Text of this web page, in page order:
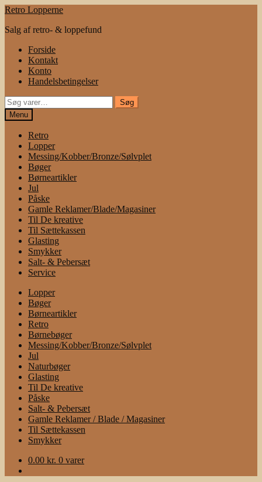
Spring
navigation
Spring
indhold
Retro Lopperne
Salg af retro- & loppefund
Forside
Kontakt
Konto
Handelsbetingelser
Søg
efter:
Søg
Menu
Retro
Lopper
Messing/Kobber/Bronze/Sølvplet
Bøger
Børneartikler
Jul
Påske
Gamle Reklamer/Blade/Magasiner
Til De kreative
Til Sættekassen
Glasting
Smykker
Salt- & Pebersæt
Service
Lopper
Bøger
Børneartikler
Retro
Børnebøger
Messing/Kobber/Bronze/Sølvplet
Jul
Naturbøger
Glasting
Til De kreative
Påske
Salt- & Pebersæt
Gamle Reklamer / Blade / Magasiner
Til Sættekassen
Smykker
0.00 kr. 0 varer